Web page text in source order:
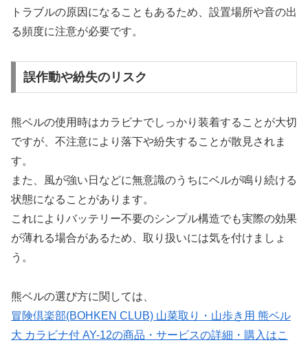
トラブルの原因になることもあるため、設置場所や音の出
る頻度に注意が必要です。
誤作動や紛失のリスク
熊ベルの使用時はカラビナでしっかり装着することが大切
ですが、不注意により落下や紛失することが散見されま
す。
また、風が強い日などに無意識のうちにベルが鳴り続ける
状態になることがあります。
これによりバッテリー不要のシンプル構造でも実際の効果
が薄れる場合があるため、取り扱いには気を付けましょ
う。
熊ベルの選び方に関しては、
冒険倶楽部(BOHKEN CLUB) 山菜取り・山歩き用 熊ベル
大 カラビナ付 AY-12の商品・サービスの詳細・購入はこ